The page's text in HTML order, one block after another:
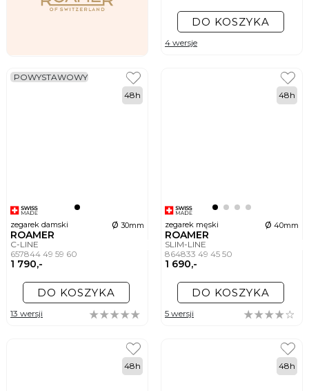
DO KOSZYKA
4 wersje
zegarek damski ø 30mm
ROAMER
C-LINE
657844 49 59 60
1 790,-
POWYSTAWOWY
48h
DO KOSZYKA
13 wersji
zegarek męski ø 40mm
ROAMER
SLIM-LINE
864833 49 45 50
1 690,-
48h
DO KOSZYKA
5 wersji
48h 48h